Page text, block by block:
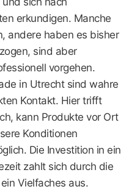
erkundigen. Manche
andere haben es bisher
sind aber
vorgehen.
in Utrecht sind wahre
Kontakt. Hier trifft
kann Produkte vor Ort
Konditionen
Die Investition in ein
zahlt sich durch die
Vielfaches aus.